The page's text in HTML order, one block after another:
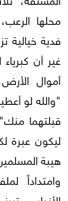
محلها
فدية خيالية
غير أن
أموال
"والله لو
قبلتهما
ليكون
هيبة
وامتداداً